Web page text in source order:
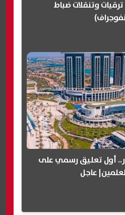
وتنقلات ضباط
الـ 1000 دولار.. أول تعليق رسمي على
عاجل